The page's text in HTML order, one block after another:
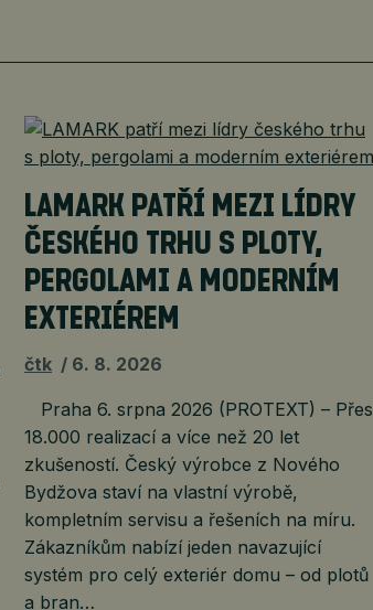
LAMARK PATŘÍ MEZI LÍDRY
ČESKÉHO TRHU S PLOTY,
PERGOLAMI A MODERNÍM
EXTERIÉREM
čtk 6. 8. 2026
Praha 6. srpna 2026 (PROTEXT) – Přes
18.000 realizací a více než 20 let
zkušeností. Český výrobce z Nového
Bydžova staví na vlastní výrobě,
kompletním servisu a řešeních na míru.
Zákazníkům nabízí jeden navazující
systém pro celý exteriér domu – od plotů
a bran…